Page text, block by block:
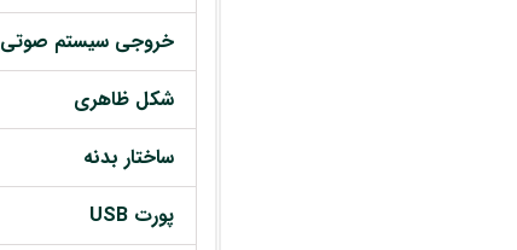
خروجی سیستم صوتی
شکل ظاهری
ساختار بدنه
پورت USB